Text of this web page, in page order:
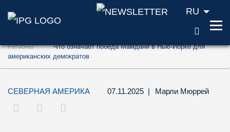
Перейти к содержанию (ключ доступа
Перейти к поиску (ключ доступа '2')
RU
Регионы
Что означает победа Мамдани в Нью-Йорке для
американских демократов
СЕВЕРНАЯ АМЕРИКА 07.11.2025 | Марли Мюррей